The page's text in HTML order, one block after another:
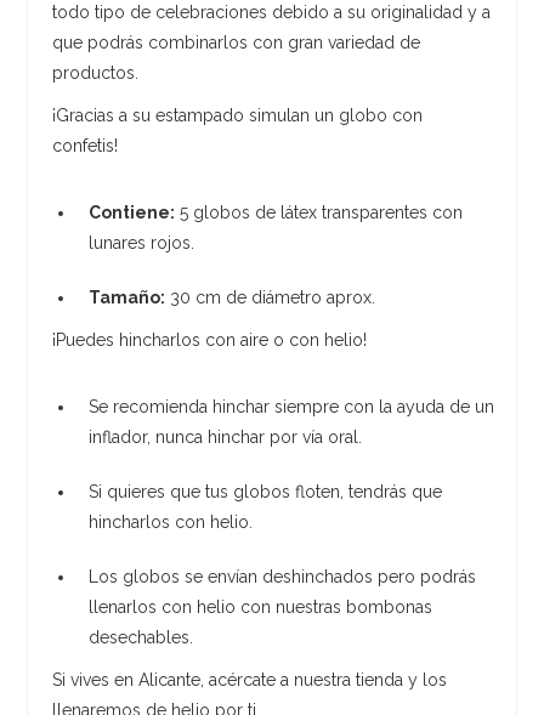
todo tipo de celebraciones debido a su originalidad y a
que podrás combinarlos con gran variedad de
productos.
¡Gracias a su estampado simulan un globo con
confetis!
Contiene: 5 globos de látex transparentes con
lunares rojos.
Tamaño: 30 cm de diámetro aprox.
¡Puedes hincharlos con aire o con helio!
Se recomienda hinchar siempre con la ayuda de un
inflador, nunca hinchar por vía oral.
Si quieres que tus globos floten, tendrás que
hincharlos con helio.
Los globos se envían deshinchados pero podrás
llenarlos con helio con nuestras bombonas
desechables.
Si vives en Alicante, acércate a nuestra tienda y los
llenaremos de helio por ti.